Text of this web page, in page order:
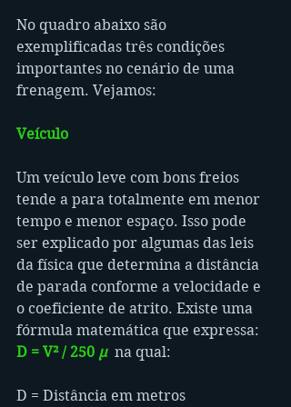
No quadro abaixo são
exemplificadas três condições
importantes no cenário de uma
frenagem. Vejamos:
Veículo
Um veículo leve com bons freios
tende a para totalmente em menor
tempo e menor espaço. Isso pode
ser explicado por algumas das leis
da física que determina a distância
de parada conforme a velocidade e
o coeficiente de atrito. Existe uma
fórmula matemática que expressa:
D = V² / 250 μ na qual:
D = Distância em metros